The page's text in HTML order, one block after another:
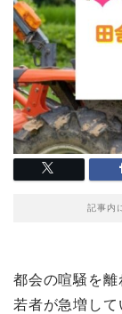
記事内
都会の喧騒を離
若者が急増して